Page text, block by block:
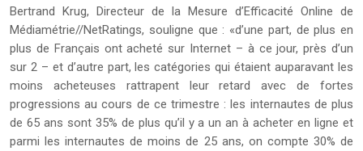
Bertrand Krug, Directeur de la Mesure d’Efficacité Online de
Médiamétrie//NetRatings, souligne que : «d’une part, de plus en
plus de Français ont acheté sur Internet – à ce jour, près d’un
sur 2 – et d’autre part, les catégories qui étaient auparavant les
moins acheteuses rattrapent leur retard avec de fortes
progressions au cours de ce trimestre : les internautes de plus
de 65 ans sont 35% de plus qu’il y a un an à acheter en ligne et
parmi les internautes de moins de 25 ans, on compte 30% de